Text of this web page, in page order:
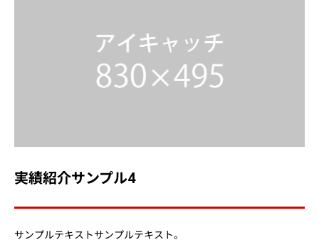
実績紹介サンプル4
サンプルテキストサンプルテキスト。